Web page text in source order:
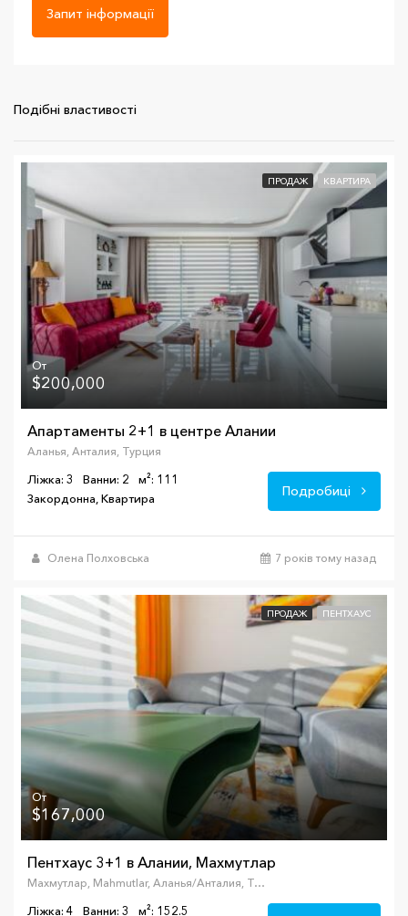
Запит інформації
Подібні властивості
ПРОДАЖ КВАРТИРА
От
$200,000
Апартаменты 2+1 в центре Алании
Аланья, Анталия, Турция
Ліжка: 3 Ванни: 2
м²: 111
Закордонна, Квартира
Подробиці
Олена Полховська 7 років тому назад
ПРОДАЖ ПЕНТХАУС
От
$167,000
Пентхаус 3+1 в Алании, Махмутлар
Махмутлар, Mahmutlar, Аланья/Анталия, Турция
Ліжка: 4 Ванни: 3 м²: 152.5